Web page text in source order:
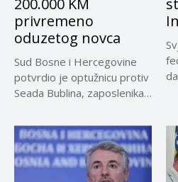
200.000 KM
privremeno
oduzetog novca
Sud Bosne i Hercegovine
potvrdio je optužnicu protiv
Seada Bublina, zaposlenika